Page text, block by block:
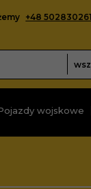
+48 502830261
wojskowe